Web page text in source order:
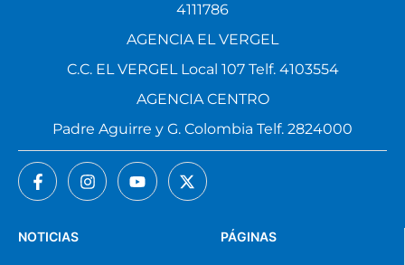
PÁGINAS
NOTICIAS
4111786
AGENCIA EL VERGEL
C.C. EL VERGEL Local 107 Telf. 4103554
AGENCIA CENTRO
Padre Aguirre y G. Colombia Telf. 2824000